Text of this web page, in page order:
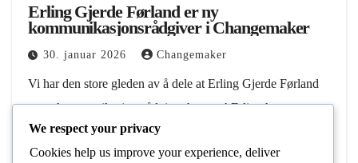
Erling Gjerde Førland er ny
kommunikasjonsrådgiver i Changemaker
30. januar 2026 Changemaker
Vi har den store gleden av å dele at Erling Gjerde Førland
er ny kommunikasjonsrådgiver hos oss! Erling har en
mastergrad i statsvitenskap fra Leiden University, vært
virksomhetsleder i IAESTE Norway, og…
We respect your privacy
Cookies help us improve your experience, deliver